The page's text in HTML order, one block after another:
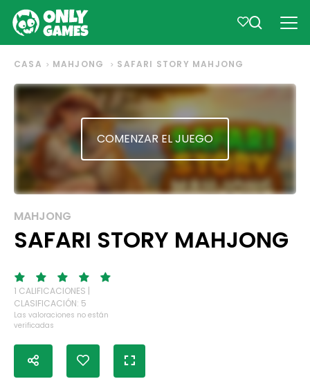
CASA MAHJONG SAFARI STORY MAHJONG
COMENZAR EL JUEGO
MAHJONG
SAFARI STORY MAHJONG
1 CALIFICACIONES |
CLASIFICACIÓN: 5
Las valoraciones no están
verificadas